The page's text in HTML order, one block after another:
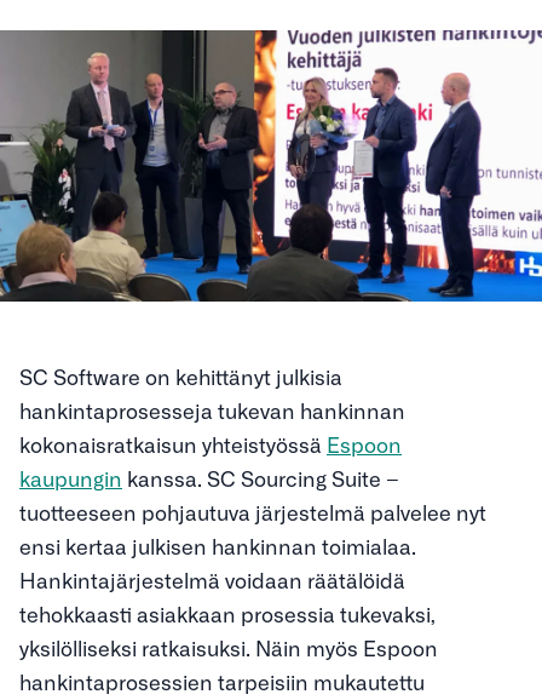
SC Software on kehittänyt julkisia
hankintaprosesseja tukevan hankinnan
kokonaisratkaisun yhteistyössä Espoon
kaupungin kanssa. SC Sourcing Suite –
tuotteeseen pohjautuva järjestelmä palvelee nyt
ensi kertaa julkisen hankinnan toimialaa.
Hankintajärjestelmä voidaan räätälöidä
tehokkaasti asiakkaan prosessia tukevaksi,
yksilölliseksi ratkaisuksi. Näin myös Espoon
hankintaprosessien tarpeisiin mukautettu